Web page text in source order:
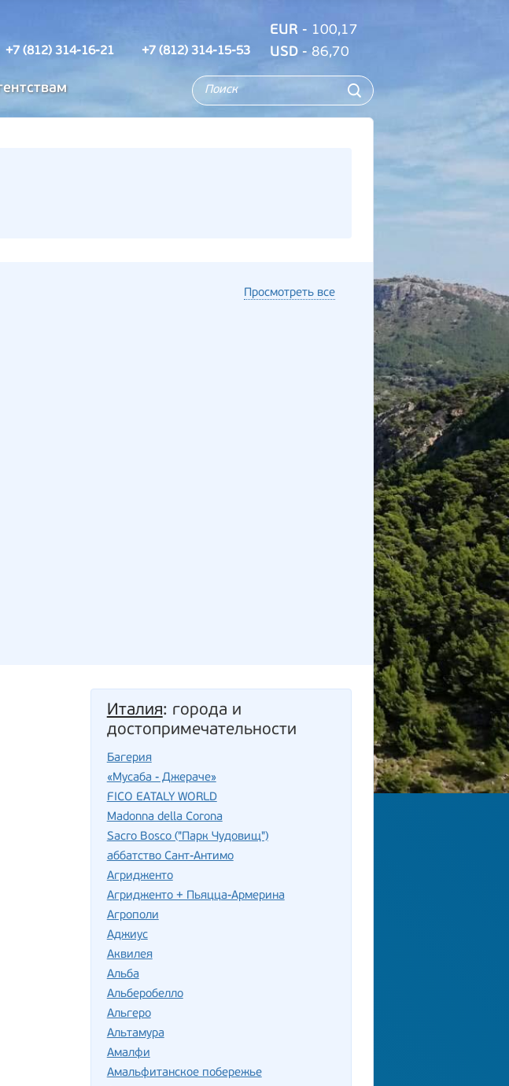
+7 (812) 314-16-21 +7 (812) 314-15-53
EUR - 100,17
USD - 86,70
Просмотреть все
Италия: города и
достопримечательности
Багерия
«Мусаба - Джераче»
FICO EATALY WORLD
Madonna della Corona
Sacro Bosco ("Парк Чудовищ")
аббатство Сант-Антимо
Агридженто
Агридженто + Пьяцца-Армерина
Агрополи
Аджиус
Аквилея
Альба
Альберобелло
Альгеро
Альтамура
Амалфи
Амальфитанское побережье